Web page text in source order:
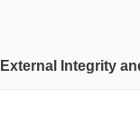
Integrity